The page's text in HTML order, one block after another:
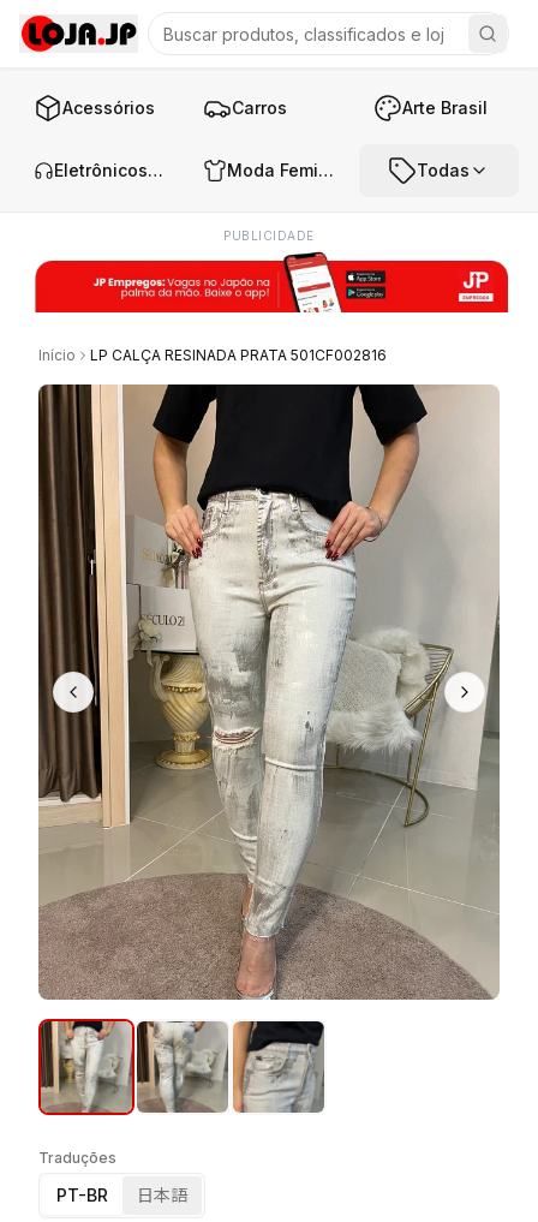
Acessórios Carros Arte Brasil
Eletrônicos e Áudio Moda Feminina Todas
PUBLICIDADE
Início LP CALÇA RESINADA PRATA 501CF002816
Traduções
PT-BR 日本語